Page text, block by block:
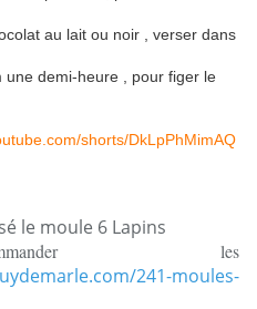
au lait ou noir , verser dans
demi-heure , pour figer le
shorts/DkLpPhMimAQ
le moule 6 Lapins
les
241-moules-